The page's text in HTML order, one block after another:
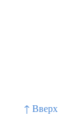
↑ Вверх